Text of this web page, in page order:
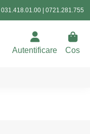
031.418.01.00 0721.281.755
Autentificare Cos